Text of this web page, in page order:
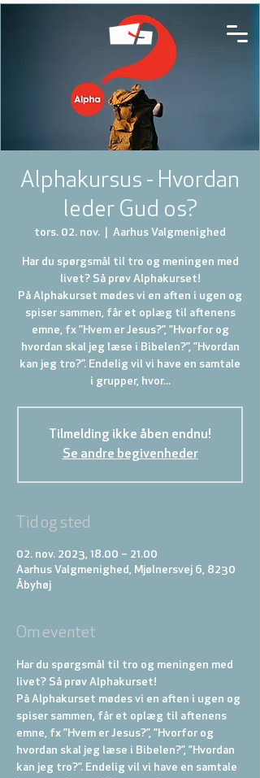
Alphakursus - Hvordan
leder Gud os?
tors. 02. nov. Aarhus Valgmenighed
Har du spørgsmål til tro og meningen med
livet? Så prøv Alphakurset!
På Alphakurset mødes vi en aften i ugen og
spiser sammen, får et oplæg til aftenens
emne, fx ”Hvem er Jesus?”, ”Hvorfor og
hvordan skal jeg læse i Bibelen?”, ”Hvordan
kan jeg tro?”. Endelig vil vi have en samtale
i grupper, hvor...
Tilmelding ikke åben endnu!
Se andre begivenheder
Tid og sted
02. nov. 2023, 18.00 – 21.00
Aarhus Valgmenighed, Mjølnersvej 6, 8230
Åbyhøj
Om eventet
Har du spørgsmål til tro og meningen med
livet? Så prøv Alphakurset!
På Alphakurset mødes vi en aften i ugen og
spiser sammen, får et oplæg til aftenens
emne, fx ”Hvem er Jesus?”, ”Hvorfor og
hvordan skal jeg læse i Bibelen?”, ”Hvordan
kan jeg tro?”. Endelig vil vi have en samtale